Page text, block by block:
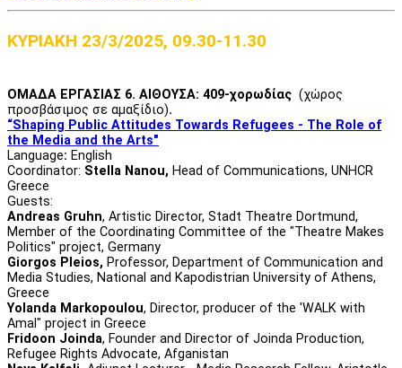
ΚΥΡΙΑΚΗ 23/3/2025, 09.30-11.30
ΟΜΑΔΑ ΕΡΓΑΣΙΑΣ 6. ΑΙΘΟΥΣΑ: 409-χορωδίας (χώρος
προσβάσιμος σε αμαξίδιο).
“Shaping Public Attitudes Towards Refugees - The Role of
the Media and the Arts"
Language: English
Coordinator: Stella Nanou, Head of Communications, UNHCR
Greece
Guests:
Andreas Gruhn, Αrtistic Director, Stadt Theatre Dortmund,
Μember of the Coordinating Committee of the "Theatre Makes
Politics" project, Germany
Giorgos Pleios, Professor, Department of Communication and
Media Studies, National and Kapodistrian University of Athens,
Greece
Yolanda Markopoulou, Director, producer of the 'WALK with
Amal" project in Greece
Fridoon Joinda, Founder and Director of Joinda Production,
Refugee Rights Advocate, Afganistan